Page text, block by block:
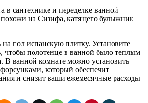
в сантехнике и переделке ванной
на Сизифа, катящего булыжник
пол испанскую плитку. Установите
чтобы полотенце в ванной было теплым
В ванной комнате можно установить
который обеспечит
и снизит ваши ежемесячные расходы